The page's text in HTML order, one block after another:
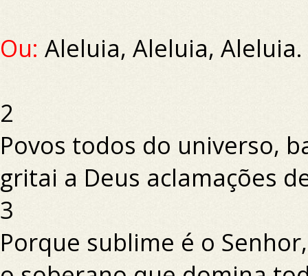
Ou: Aleluia, Aleluia, Aleluia.
2
Povos todos do universo,
gritai a Deus aclamações
3
Porque sublime é o